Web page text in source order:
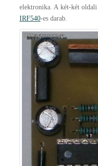
elektronika. A két-két
IRF540-es darab.